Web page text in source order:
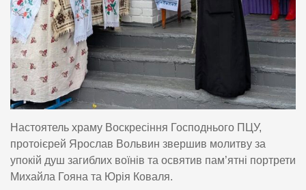
Настоятель храму Воскресіння Господнього ПЦУ,
протоієрей Ярослав Вольвин звершив молитву за
упокій душ загиблих воїнів та освятив пам’ятні портрети
Михайла Гояна та Юрія Коваля.